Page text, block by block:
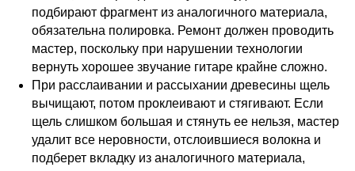
подбирают фрагмент из аналогичного материала,
обязательна полировка. Ремонт должен проводить
мастер, поскольку при нарушении технологии
вернуть хорошее звучание гитаре крайне сложно.
При расслаивании и рассыхании древесины щель
вычищают, потом проклеивают и стягивают. Если
щель слишком большая и стянуть ее нельзя, мастер
удалит все неровности, отслоившиеся волокна и
подберет вкладку из аналогичного материала,